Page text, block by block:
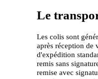
Le
Les colis sont
après réception de
d'expédition
remis sans
remise avec